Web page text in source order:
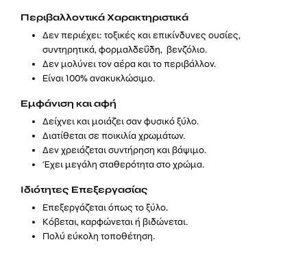
Περιβαλλοντικά Χαρακτηριστικά
Δεν περιέχει: τοξικές και επικίνδυνες ουσίες,
συντηρητικά, φορμαλδεΰδη, βενζόλιο.
Δεν μολύνει τον αέρα και το περιβάλλον.
Είναι 100% ανακυκλώσιμο.
Εμφάνιση και αφή
Δείχνει και μοιάζει σαν φυσικό ξύλο.
Διατίθεται σε ποικιλία χρωμάτων.
Δεν χρειάζεται συντήρηση και βάψιμο.
Έχει μεγάλη σταθερότητα στο χρώμα.
Ιδιότητες Επεξεργασίας
Επεξεργάζεται όπως το ξύλο.
Κόβεται, καρφώνεται ή βιδώνεται.
Πολύ εύκολη τοποθέτηση.